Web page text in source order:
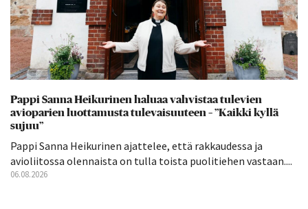
Pappi Sanna Heikurinen haluaa vahvistaa tulevien
avioparien luottamusta tulevaisuuteen – ”Kaikki kyllä
sujuu”
Pappi Sanna Heikurinen ajattelee, että rakkaudessa ja
avioliitossa olennaista on tulla toista puolitiehen vastaan....
06.08.2026